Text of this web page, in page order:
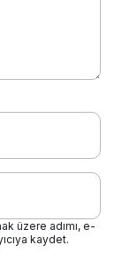
üzere adımı, e-
kaydet.